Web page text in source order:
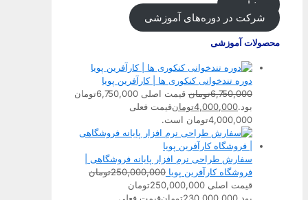
مشاوره
شرکت در دوره‌های آموزشی
محصولات آموزشی
دوره تندخوانی کنکوری ها | کارآفرین پویا
6,750,000تومان
قیمت اصلی 6,750,000تومان
بود.4,000,000تومانقیمت فعلی
4,000,000تومان است.
سفارش طراحی نرم افزار پایانه فروشگاهی |
فروشگاه کارآفرین پویا 250,000,000تومان
قیمت اصلی 250,000,000تومان